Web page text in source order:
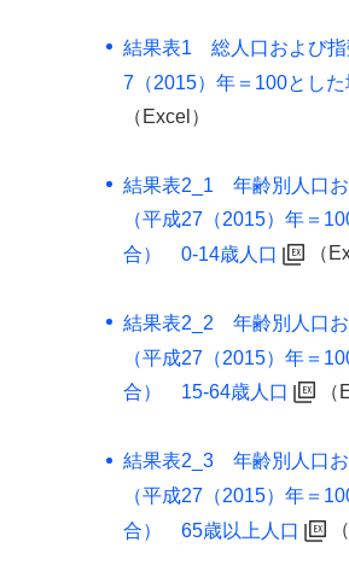
結果表1 総人口および指
7（2015）年＝100とした
（Excel）
結果表2_1 年齢別人口
（平成27（2015）年＝
合） 0-14歳人口
（
結果表2_2 年齢別人口
（平成27（2015）年＝
合） 15-64歳人口
（
結果表2_3 年齢別人口
（平成27（2015）年＝
合） 65歳以上人口